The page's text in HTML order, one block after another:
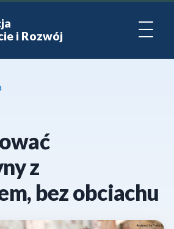
i Rozwój
z
bez obciachu